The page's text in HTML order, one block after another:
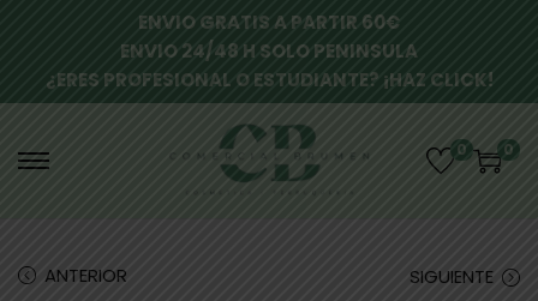
ENVIO GRATIS A PARTIR 60€
ENVIO 24/48 H SOLO PENINSULA
¿ERES PROFESIONAL O ESTUDIANTE? ¡HAZ CLICK!
0 0
ANTERIOR SIGUIENTE